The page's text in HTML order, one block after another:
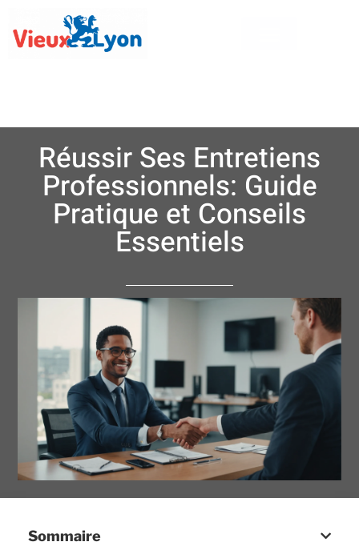
Réussir Ses Entretiens
Professionnels: Guide
Pratique et Conseils
Essentiels
Sommaire